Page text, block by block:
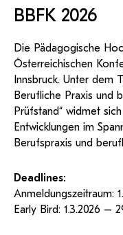
BBFK 2026
Die Pädagogische
Österreichischen
Innsbruck. Unter dem
Berufliche Praxis und
Prüfstand“ widmet
Entwicklungen im
Berufspraxis und
Deadlines:
Anmeldungszeitraum:
Early Bird: 1.3.2026 –
recherchierte Kurzvideos
Dokumentationen in
Support
wissenschaftlichen
Antragsformular
Konto
Web-basiertes Tool zum
ServiceWebHilfe
Forschungsanträge,
…
Support-Webadmin
Hilfe & Support
Bitte kontaktieren Sie
die persönliche
angegebenen
Service
Ideen und
Login Webredaktion